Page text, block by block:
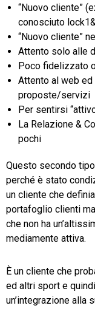
“Nuovo cliente”
conosciuto
“Nuovo cliente”
Attento solo alle
Poco fidelizzato
Attento al web
proposte/servizi
Per sentirsi
La Relazione &
pochi
Questo secondo
perché è stato
un cliente che
portafoglio clienti
che non ha
mediamente attiva.
È un cliente che
ed altri sport e
un’integrazione alla